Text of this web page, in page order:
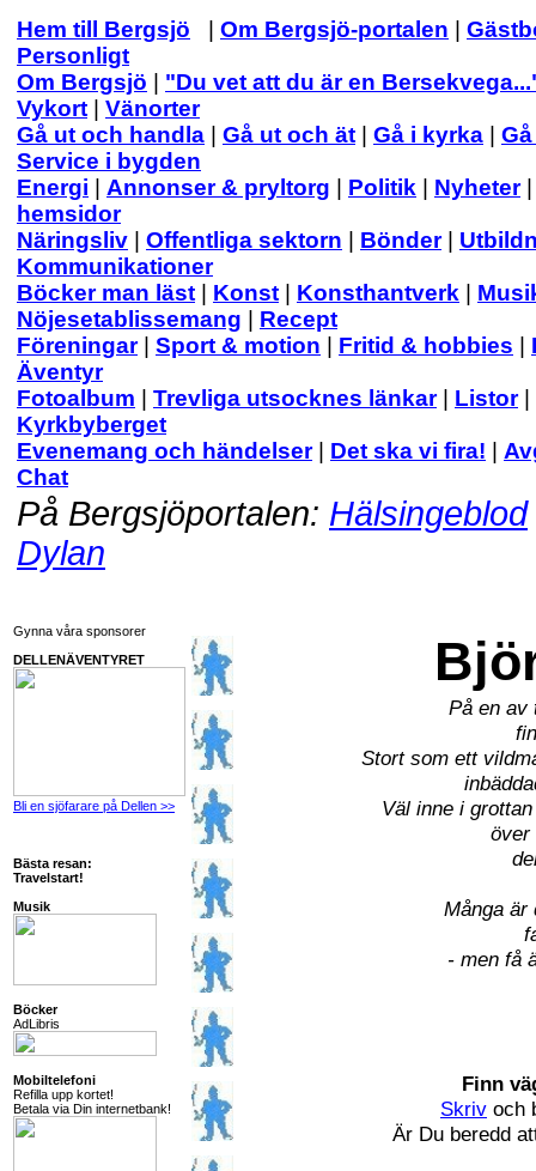
Hem till Bergsjö Om Bergsjö-portalen
Personligt
Om Bergsjö
"Du vet att du är en
Vykort
Vänorter
Gå ut och handla
Gå ut och ät Gå i kyrka
Service i bygden
Energi
Annonser & pryltorg Politik Nyheter
hemsidor
Näringsliv
Offentliga sektorn Bönder|
Kommunikationer
Böcker man läst
Konst Konsthantverk
Nöjesetablissemang
Recept
Föreningar| Sport & motion Fritid & hobbies
Äventyr
Fotoalbum
Trevliga utsocknes länkar| Listor|
Kyrkbyberget
Evenemang och händelser| Det ska vi fira!
Chat
På Bergsjöportalen: Hälsingeblod
Dylan
Gynna våra sponsorer
DELLENÄVENTYRET
Bli en sjöfarare på Dellen >>
Bästa resan:
Travelstart!
Musik
Böcker
AdLibris
Mobiltelefoni
Refilla upp kortet!
Betala via Din internetbank!
På en av
Stort som ett
Väl inne i
över
Många är
- men få
Finn
Skriv och
Är Du beredd